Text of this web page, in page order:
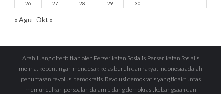
26
27 28 29 30
« Agu Okt »
Arah Juang diterbitkan oleh Perserikatan Sosialis. Perserikatan Sosialis
melihat kepentingan mendesak kelas buruh dan rakyat Indonesia adalah
penuntasan revolusi demokratis. Revolusi demokratis yang tidak tuntas
memunculkan persoalan dalam bidang demokrasi, kebangsaan dan